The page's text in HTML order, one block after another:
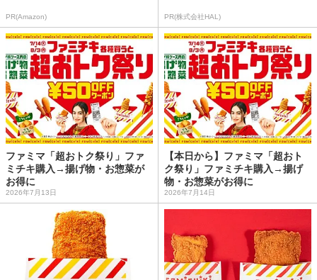
PR(Amazon) PR(株式会社HAL)
ファミマ「超おトク祭り」ファ
ミチキ購入→揚げ物・お惣菜が
お得に
2026年7月13日
【本日から】ファミマ「超おト
ク祭り」ファミチキ購入→揚げ
物・お惣菜がお得に
2026年7月14日